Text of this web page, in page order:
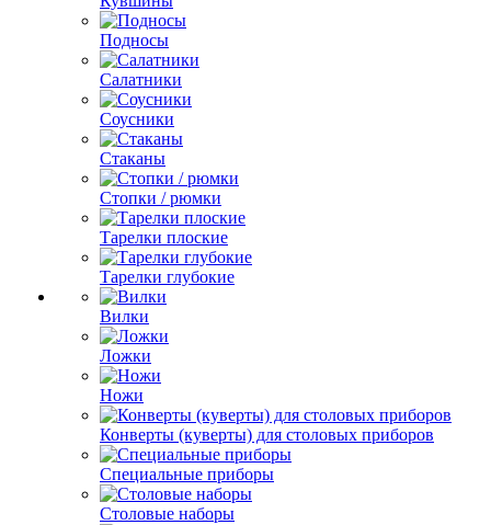
Подносы
Салатники
Соусники
Стаканы
Стопки / рюмки
Тарелки плоские
Тарелки глубокие
Вилки
Ложки
Ножи
Конверты (куверты) для столовых приборов
Специальные приборы
Столовые наборы